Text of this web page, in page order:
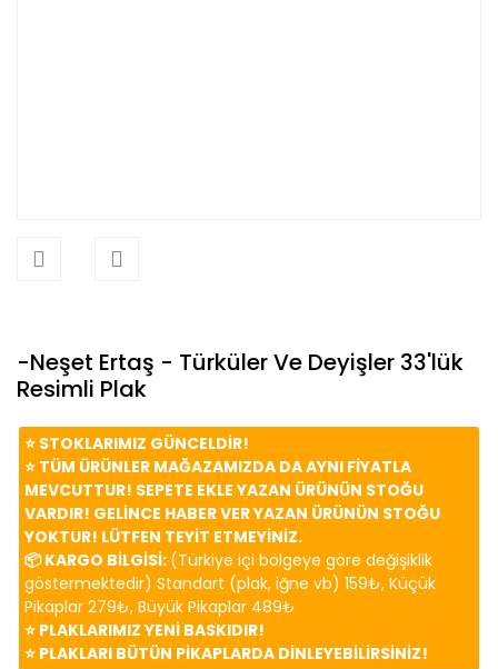
-Neşet Ertaş - Türküler Ve Deyişler 33'lük
Resimli Plak
⭐️ STOKLARIMIZ GÜNCELDİR!
⭐️ TÜM ÜRÜNLER MAĞAZAMIZDA DA AYNI FİYATLA
MEVCUTTUR! SEPETE EKLE YAZAN ÜRÜNÜN STOĞU
VARDIR! GELİNCE HABER VER YAZAN ÜRÜNÜN STOĞU
YOKTUR! LÜTFEN TEYİT ETMEYİNİZ.
📦 KARGO BİLGİSİ: (Türkiye içi bölgeye göre değişiklik
göstermektedir) Standart (plak, iğne vb) 159₺, Küçük
Pikaplar 279₺, Büyük Pikaplar 489₺
⭐️ PLAKLARIMIZ YENİ BASKIDIR!
⭐️ PLAKLARI BÜTÜN PİKAPLARDA DİNLEYEBİLİRSİNİZ!